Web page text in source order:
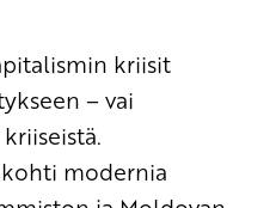
kriisit
– vai
modernia